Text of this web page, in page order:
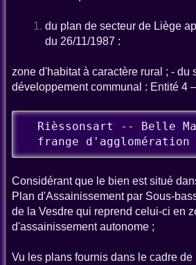
du plan de secteur de Liège
du 26/11/1987 :
zone d'habitat à caractère rural ; - du
développement communal : Entité 4
Rièssonsart -- Belle
frange d'agglomération
Considérant que le bien est situé
Plan d'Assainissement par Sous-
de la Vesdre qui reprend celui-ci en
d'assainissement autonome ;
Vu les plans fournis dans le cadre